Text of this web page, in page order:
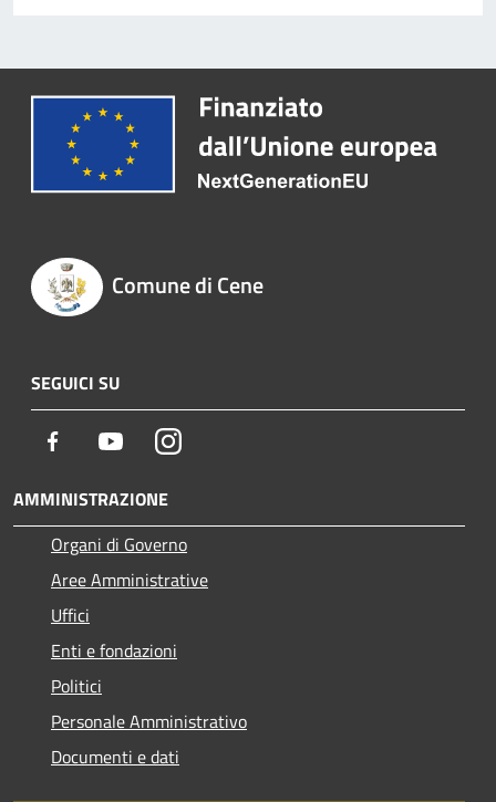
Comune di Cene
SEGUICI SU
Facebook YoutubeInstagram
AMMINISTRAZIONE
Organi di Governo
Aree Amministrative
Uffici
Enti e fondazioni
Politici
Personale Amministrativo
Documenti e dati